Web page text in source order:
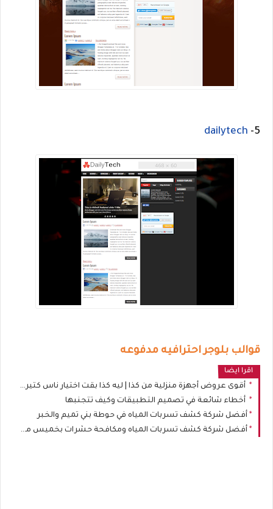
5-
dailytech
قوالب بلوجر احترافيه مدفوعه
اقرا ايضا
أقوى عروض أجهزة منزلية من كذا | ليه كذا بقت اختيار ناس كتير عند شراء الموبايلات والأجهزة المنزلية؟
أخطاء شائعة في تصميم التطبيقات وكيف تتجنبها
أفضل شركة كشف تسربات المياه في حوطة بني تميم والخبر
أفضل شركة كشف تسربات المياه ومكافحة حشرات بخميس مشيط: حلان أساسيان لحماية المنزل